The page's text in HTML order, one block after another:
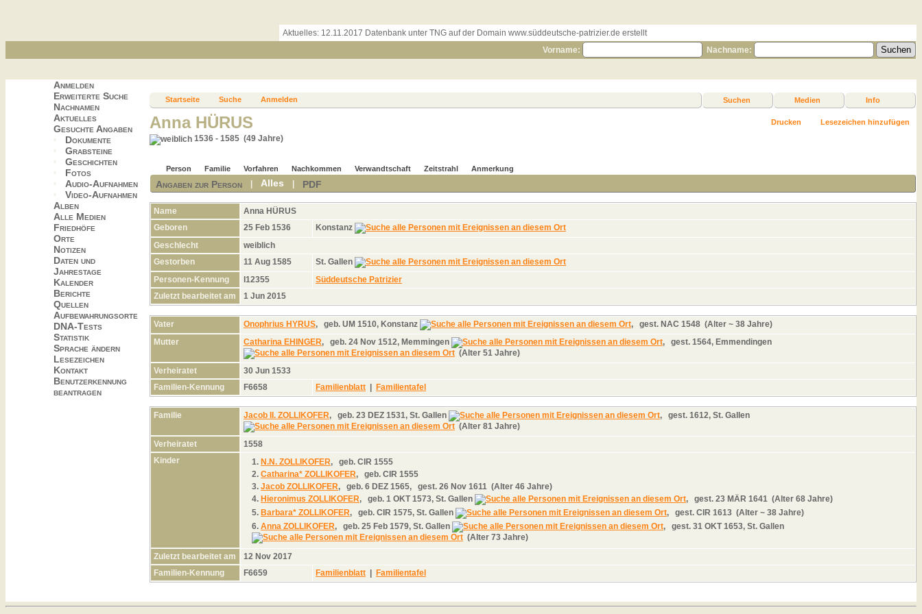
Aktuelles: 12.11.2017 Datenbank unter TNG auf der Domain www.süddeutsche-patrizier.de erstellt
Vorname:
Nachname:
Anmelden
Erweiterte Suche
Nachnamen
Aktuelles
Gesuchte Angaben
Dokumente
Grabsteine
Geschichten
Fotos
Audio-Aufnahmen
Video-Aufnahmen
Alben
Alle Medien
Friedhöfe
Orte
Notizen
Daten und
Jahrestage
Kalender
Berichte
Quellen
Aufbewahrungsorte
DNA-Tests
Statistik
Sprache ändern
Lesezeichen
Kontakt
Benutzerkennung
beantragen
Startseite Suche Anmelden Suchen Medien Info
Drucken Lesezeichen hinzufügen
Anna HÜRUS
1536 - 1585 (49 Jahre)
Person Familie Vorfahren Nachkommen Verwandtschaft Zeitstrahl Anmerkung
Angaben zur Person | Alles | PDF
Name Anna HÜRUS
Geboren
25 Feb 1536
Konstanz
Geschlecht
weiblich
Gestorben
11 Aug 1585
St. Gallen
Personen-Kennung
I12355
Süddeutsche Patrizier
Zuletzt bearbeitet am
1 Jun 2015
Vater Onophrius HYRUS, geb. UM 1510, Konstanz , gest. NAC 1548 (Alter ~ 38 Jahre)
Mutter
Catharina EHINGER, geb. 24 Nov 1512, Memmingen , gest. 1564, Emmendingen
(Alter 51 Jahre)
Verheiratet
30 Jun 1533
Familien-Kennung
F6658 Familienblatt Familientafel
Familie Jacob II. ZOLLIKOFER, geb. 23 DEZ 1531, St. Gallen , gest. 1612, St. Gallen
(Alter 81 Jahre)
Verheiratet
1558
Kinder
1. N.N. ZOLLIKOFER, geb. CIR 1555
2. Catharina* ZOLLIKOFER, geb. CIR 1555
3. Jacob ZOLLIKOFER, geb. 6 DEZ 1565, gest. 26 Nov 1611 (Alter 46 Jahre)
4. Hieronimus ZOLLIKOFER, geb. 1 OKT 1573, St. Gallen , gest. 23 MÄR 1641 (Alter 68 Jahre)
5. Barbara* ZOLLIKOFER, geb. CIR 1575, St. Gallen , gest. CIR 1613 (Alter ~ 38 Jahre)
6. Anna ZOLLIKOFER, geb. 25 Feb 1579, St. Gallen , gest. 31 OKT 1653, St. Gallen
(Alter 73 Jahre)
Zuletzt bearbeitet am
12 Nov 2017
Familien-Kennung
F6659 Familienblatt Familientafel